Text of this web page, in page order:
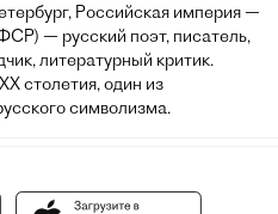
Российская империя —
— русский поэт, писатель,
литературный критик.
столетия, один из
символизма.